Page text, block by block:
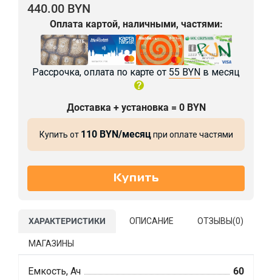
440.00 BYN
Оплата картой, наличными, частями:
Рассрочка, оплата по карте от 55 BYN в месяц
Доставка + установка = 0 BYN
Купить от 110 BYN/месяцпри оплате частями
ХАРАКТЕРИСТИКИ ОПИСАНИЕ ОТЗЫВЫ(0)
МАГАЗИНЫ
Емкость, Ач
60